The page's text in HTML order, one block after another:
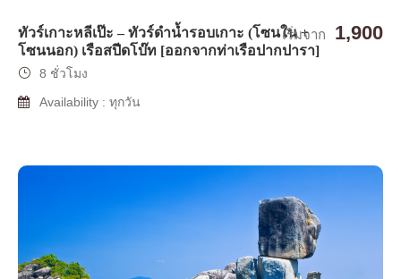
ทัวร์เกาะหลีเป๊ะ – ทัวร์ดำน้ำรอบเกาะ (โซนใน +
โซนนอก) เรือสปีดโบ๊ท [ออกจากท่าเรือปากปารา]
เริ่มจาก 1,900
8 ชั่วโมง
Availability : ทุกวัน